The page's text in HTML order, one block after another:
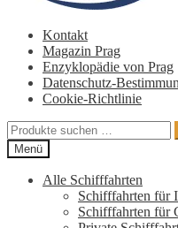
Kontakt
Magazin Prag
Enzyklopädie von Prag
Datenschutz-
Cookie-Richtlinie
Suche
nach:
Menü
Alle Schifffahrten
Schifffahrten für
Schifffahrten für